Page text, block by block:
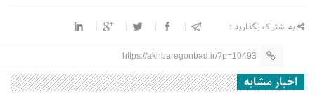
به اشتراک بگذارید :
https://akhbaregonbad.ir/?p=10493
اخبار مشابه